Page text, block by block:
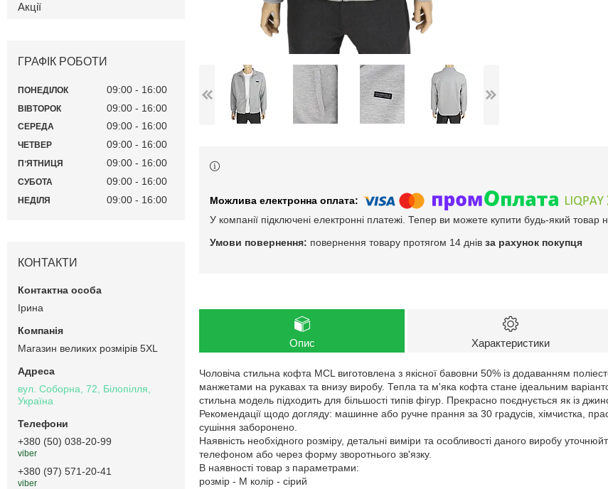
У компанії підключені електронні платежі. Тепер ви можете купити будь-який товар
повернення товару протягом 14 днів за рахунок покупця
Опис Характеристики
Чоловіча стильна кофта MCL виготовлена з якісної бавовни 50% із додаванням
манжетами на рукавах та внизу виробу. Тепла та м'яка кофта стане ідеальним
стильна модель підходить для більшості типів фігур. Прекрасно поєднується як із
Рекомендації щодо догляду: машинне або ручне прання за 30 градусів, хімчистка,
сушіння заборонено.
Наявність необхідного розміру, детальні виміри та особливості даного виробу
телефоном або через форму зворотнього зв'язку.
В наявності товар з параметрами:
розмір - M колір - сірий
Акції
ГРАФІК РОБОТИ
ПОНЕДІЛОК 09:00 16:00
ВІВТОРОК 09:00 16:00
СЕРЕДА 09:00 16:00
ЧЕТВЕР 09:00 16:00
ПʼЯТНИЦЯ 09:00 16:00
СУБОТА 09:00 16:00
НЕДІЛЯ 09:00 16:00
КОНТАКТИ
Ірина
Магазин великих розмірів 5XL
вул. Соборна, 72, Білопілля,
Україна
+380 (50) 038-20-99
viber
+380 (97) 571-20-41
viber